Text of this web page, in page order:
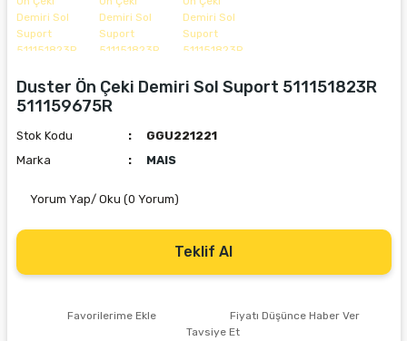
Duster Ön Çeki Demiri Sol Suport 511151823R
511159675R
Stok Kodu
GGU221221
Marka
MAIS
Yorum Yap/ Oku (0 Yorum)
Teklif Al
Fiyatı Düşünce Haber Ver
Tavsiye Et